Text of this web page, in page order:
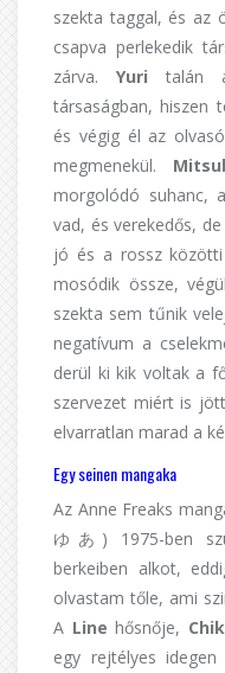
szekta taggal, és az
csapva perlekedik
zárva. Yuri talán
társaságban, hiszen
és végig él az
megmenekül.
morgolódó suhanc,
vad, és verekedős,
jó és a rossz közötti
mosódik össze,
szekta sem tűnik
negatívum a
derül ki kik voltak a
szervezet miért is
elvarratlan marad a
Egy seinen mangaka
Az Anne Freaks
ゆあ) 1975-ben
berkeiben alkot,
olvastam tőle, ami
A Linehősnője,
egy rejtélyes